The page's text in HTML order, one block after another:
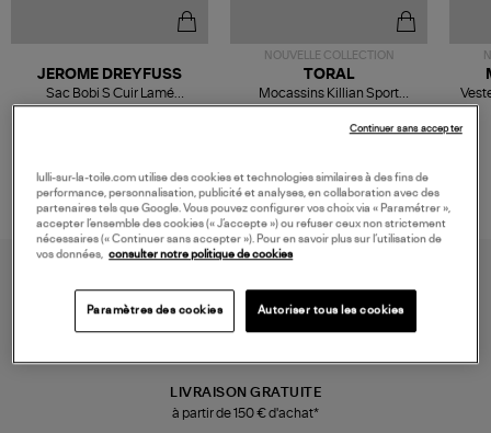
JEROME DREYFUSS
Sac Bobi S Cuir Lamé
Champagne
NOUVELLE COLLECTION
TORAL
Mocassins Killian Sport
Mousse
LIVRAISON GRATUITE
à partir de 150 € d'achat*
lulli-sur-la-toile.com utilise des cookies et technologies similaires à des fins de
performance, personnalisation, publicité et analyses, en collaboration avec des
partenaires tels que Google. Vous pouvez configurer vos choix via « Paramétrer »,
accepter l’ensemble des cookies (« J’accepte ») ou refuser ceux non strictement
nécessaires (« Continuer sans accepter »). Pour en savoir plus sur l’utilisation de
vos données, consulter notre politique de cookies
Paramètres des cookies Autoriser tous les cookies
Continuer sans accepter